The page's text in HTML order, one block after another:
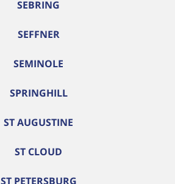
SEBRING
SEFFNER
SEMINOLE
SPRINGHILL
ST AUGUSTINE
ST CLOUD
ST PETERSBURG